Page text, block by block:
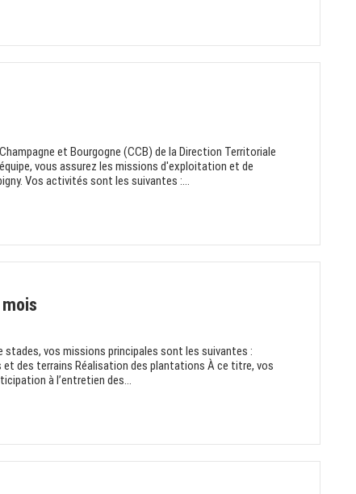
et Bourgogne (CCB) de la Direction Territoriale
vous assurez les missions d'exploitation et de
Vos activités sont les suivantes :...
stades, vos missions principales sont les suivantes :
des terrains Réalisation des plantations À ce titre, vos
à l’entretien des...